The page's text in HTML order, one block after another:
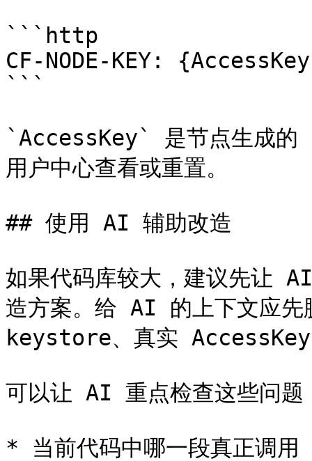
```http
CF-NODE-KEY:
```
`AccessKey` 是节点生成的
用户中心查看或重置。
## 使用 AI 辅助改造
如果代码库较大，建议先让
造方案。给 AI 的上下文应先
keystore、真实 AccessKey
可以让 AI 重点检查这些问题
* 当前代码中哪一段真正调用